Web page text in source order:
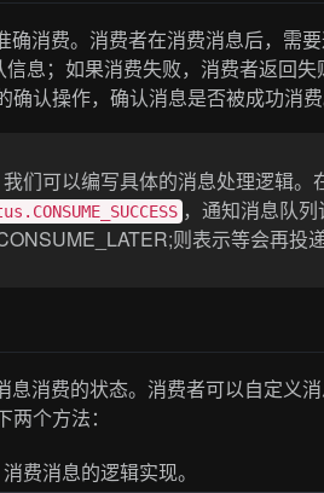
消费。消费者在消费消息后，需
息；如果消费失败，消费者返回
认操作，确认消息是否被成功消费
们可以编写具体的消息处理逻辑。
，通知消息队
则表示等会再投递
消费的状态。消费者可以自定义
个方法：
消费消息的逻辑实现。